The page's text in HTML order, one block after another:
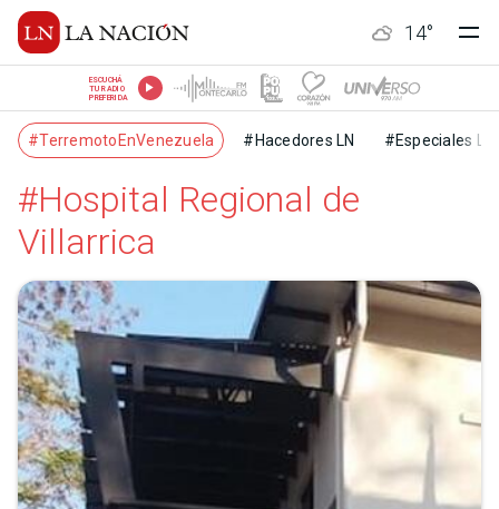
14°
ESCUCHÁ
TU RADIO
PREFERIDA
#TerremotoEnVenezuela #Hacedores LN #Especiales LN
#Hospital Regional de
Villarrica